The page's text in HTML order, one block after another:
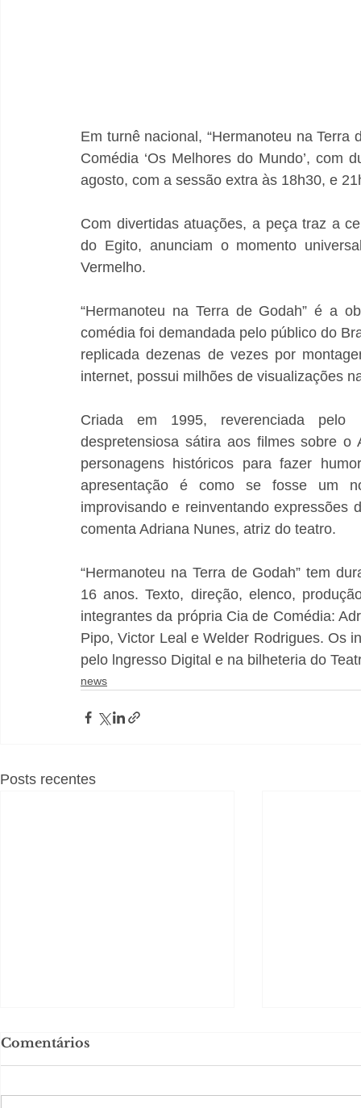
Em turnê nacional, “Hermanoteu na
Comédia ‘Os Melhores do Mundo’, com
agosto, com a sessão extra às 18h30, e
Com divertidas atuações, a peça traz a
do Egito, anunciam o momento
Vermelho.
“Hermanoteu na Terra de Godah” é a
comédia foi demandada pelo público do
replicada dezenas de vezes por
internet, possui milhões de visualizações
Criada em 1995, reverenciada pelo
despretensiosa sátira aos filmes sobre
personagens históricos para fazer
apresentação é como se fosse um
improvisando e reinventando expressões
comenta Adriana Nunes, atriz do teatro.
“Hermanoteu na Terra de Godah” tem
16 anos. Texto, direção, elenco,
integrantes da própria Cia de Comédia:
Pipo, Victor Leal e Welder Rodrigues. Os
pelo lngresso Digital e na bilheteria do
news
Posts recentes
Comentários